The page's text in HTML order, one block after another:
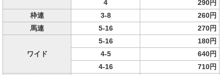
4
290円
枠連
3-8
260円
馬連
5-16 270円
ワイド
5-16
180円
4-5
640円
4-16
710円